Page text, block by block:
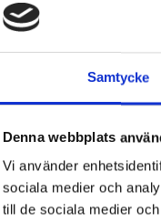
Samtycke
Denna webbplats
Vi använder
sociala medier och
till de sociala medier
Ernhagen & Hilma Olsson